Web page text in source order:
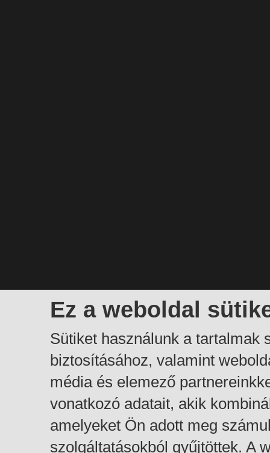
Ez a weboldal
Sütiket használunk a tartalmak
biztosításához, valamint
média és elemező
vonatkozó adatait, akik
amelyeket Ön adott meg
szolgáltatásokból gyűjtöttek. A